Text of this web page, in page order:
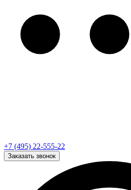
+7 (495) 22-555-22
Заказать звонок